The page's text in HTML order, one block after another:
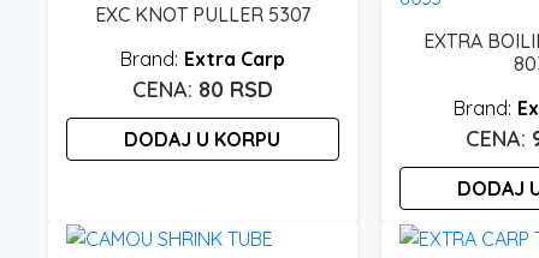
EXC KNOT PULLER 5307
Extra Carp
80 RSD
DODAJ U KORPU
EXTRA
DODAJ